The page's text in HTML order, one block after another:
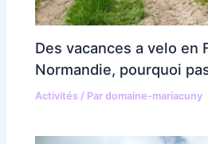
Des vacances a velo en
Normandie, pourquoi
Activités / Pardomaine-mariacuny